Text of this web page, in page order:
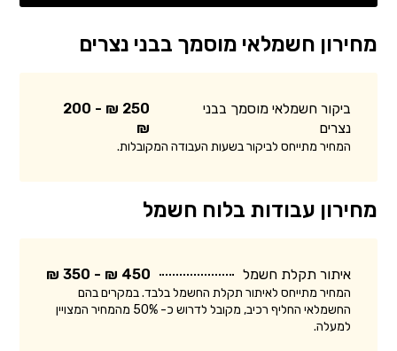
מחירון חשמלאי מוסמך בבני נצרים
ביקור חשמלאי מוסמך בבני
נצרים
250 ₪ - 200
₪
המחיר מתייחס לביקור בשעות העבודה המקובלות.
מחירון עבודות בלוח חשמל
איתור תקלת חשמל 450 ₪ - 350 ₪
המחיר מתייחס לאיתור תקלת החשמל בלבד. במקרים בהם
החשמלאי החליף רכיב, מקובל לדרוש כ- 50% מהמחיר המצויין
למעלה.